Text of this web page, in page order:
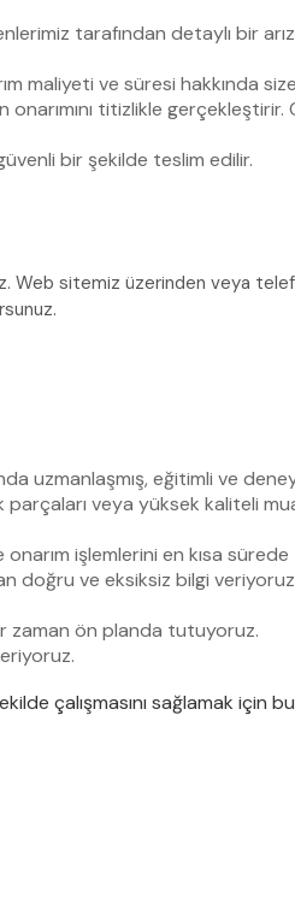
tarafından detaylı bir
maliyeti ve süresi hakkında
onarımını titizlikle
bir şekilde teslim edilir.
sitemiz üzerinden veya
uzmanlaşmış, eğitimli ve
veya yüksek kaliteli
işlemlerini en kısa
doğru ve eksiksiz bilgi
zaman ön planda tutuyoruz.
çalışmasını sağlamak için